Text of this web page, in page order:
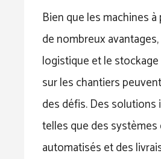
Bien que les machines
de nombreux
logistique et le
sur les chantiers
des défis. Des solutions
telles que des
automatisés et des